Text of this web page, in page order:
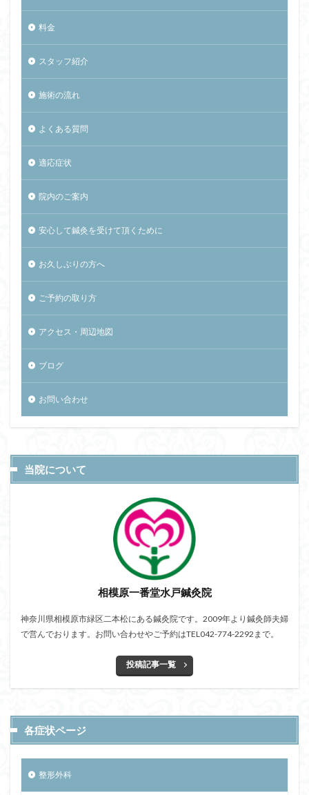
料金
スタッフ紹介
施術の流れ
よくある質問
適応症状
院内のご案内
安心して鍼灸を受けて頂くために
お久しぶりの方へ
ご予約の取り方
アクセス・周辺地図
ブログ
お問い合わせ
当院について
相模原一番堂水戸鍼灸院
神奈川県相模原市緑区二本松にある鍼灸院です。2009年より鍼灸師夫婦
で営んでおります。お問い合わせやご予約はTEL042-774-2292まで。
投稿記事一覧
各症状ページ
整形外科